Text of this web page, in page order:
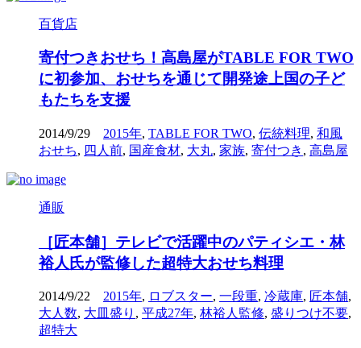
百貨店
寄付つきおせち！高島屋がTABLE FOR TWO
に初参加、おせちを通じて開発途上国の子ど
もたちを支援
2014/9/29 2015年, TABLE FOR TWO, 伝統料理, 和風
おせち, 四人前, 国産食材, 大丸, 家族, 寄付つき , 高島屋
通販
［匠本舗］テレビで活躍中のパティシエ・林
裕人氏が監修した超特大おせち料理
2014/9/22 2015年, ロブスター, 一段重, 冷蔵庫, 匠本舗,
大人数, 大皿盛り , 平成27年, 林裕人監修, 盛りつけ不要,
超特大